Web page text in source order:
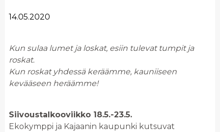
14.05.2020
Kun sulaa lumet ja loskat, esiin tulevat tumpit ja
roskat.
Kun roskat yhdessä keräämme, kauniiseen
kevääseen heräämme!
Siivoustalkooviikko 18.5.-23.5.
Ekokymppi ja Kajaanin kaupunki kutsuvat